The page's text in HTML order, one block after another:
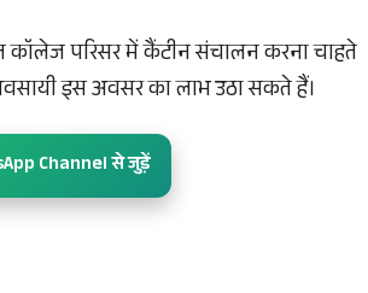
परिसर में कैंटीन संचालन करना चाहते
इस अवसर का लाभ उठा सकते हैं।
Channel से जुड़ें